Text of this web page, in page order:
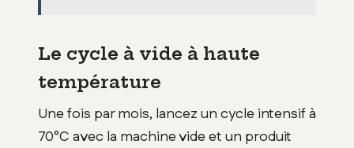
Le cycle à vide à haute
température
Une fois par mois, lancez un cycle intensif à
70°C avec la machine vide et un produit